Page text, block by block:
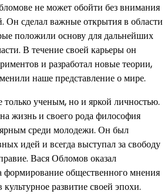
не может обойти без внимания
Он сделал важные открытия в области
положили основу для дальнейших
В течение своей карьеры он
и разработал новые теории,
наше представление о мире.
ученым, но и яркой личностью.
жизнь и своего рода философия
среди молодежи. Он был
идей и всегда выступал за свободу
Вася Обломов оказал
формирование общественного мнения
развитие своей эпохи.